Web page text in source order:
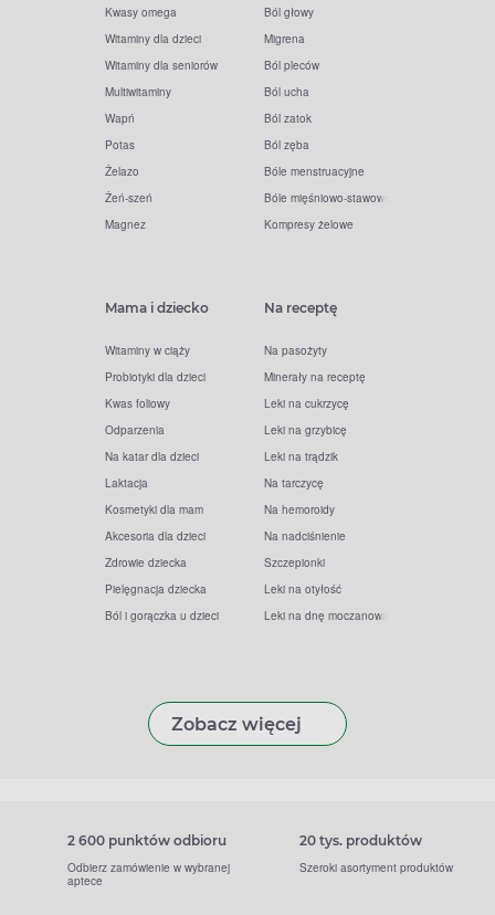
Kwasy omega
Witaminy dla dzieci
Witaminy dla seniorów
Multiwitaminy
Wapń
Potas
Żelazo
Żeń-szeń
Magnez
Ból głowy
Migrena
Ból pleców
Ból ucha
Ból zatok
Ból zęba
Bóle menstruacyjne
Bóle mięśniowo-stawowe
Kompresy żelowe
Mama i dziecko
Witaminy w ciąży
Probiotyki dla dzieci
Kwas foliowy
Odparzenia
Na katar dla dzieci
Laktacja
Kosmetyki dla mam
Akcesoria dla dzieci
Zdrowie dziecka
Pielęgnacja dziecka
Ból i gorączka u dzieci
Na receptę
Na pasożyty
Minerały na receptę
Leki na cukrzycę
Leki na grzybicę
Leki na trądzik
Na tarczycę
Na hemoroidy
Na nadciśnienie
Szczepionki
Leki na otyłość
Leki na dnę moczanową
Zobacz więcej
2 600 punktów odbioru
Odbierz zamówienie w wybranej
aptece
20 tys. produktów
Szeroki asortyment produktów